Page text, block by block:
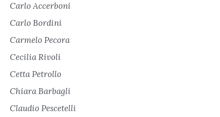
Carlo Accerboni
Carlo Bordini
Carmelo Pecora
Cecilia Rivoli
Cetta Petrollo
Chiara Barbagli
Claudio Pescetelli